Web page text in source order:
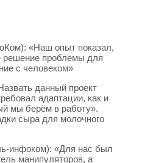
«Наш опыт показал,
решение проблемы для
с человеком»
данный проект
адаптации, как и
мы берём в работу».
сыра для молочного
инфоком): «Для нас был
манипуляторов, а